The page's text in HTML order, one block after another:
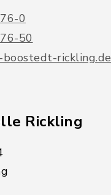
0
50
boostedt-rickling.de
Rickling